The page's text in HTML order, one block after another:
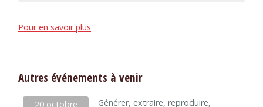
Pour en savoir plus
Autres événements à venir
20 octobre
Générer, extraire, reproduire,